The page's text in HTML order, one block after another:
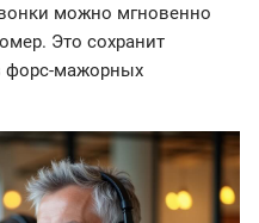
можно мгновенно
Это сохранит
форс-мажорных